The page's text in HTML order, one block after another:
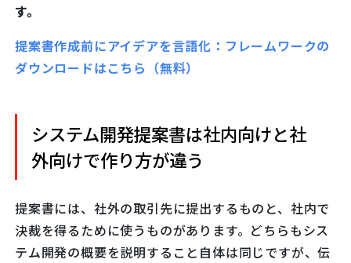
す。
提案書作成前にアイデアを言語化：フレームワークの
ダウンロードはこちら（無料）
システム開発提案書は社内向けと社
外向けで作り方が違う
提案書には、社外の取引先に提出するものと、社内で
決裁を得るために使うものがあります。どちらもシス
テム開発の概要を説明すること自体は同じですが、伝